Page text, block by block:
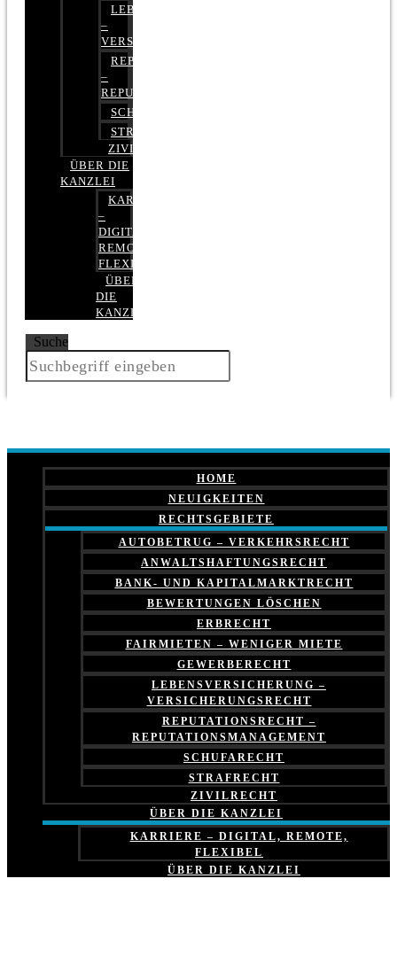
LEBENSVERSICHERUNG
–
VERSICHERUNGSRECHT
REPUTATIONSRECHT
–
REPUTATIONSMANAGEMENT
SCHUFARECHT
STRAFRECHT
ZIVILRECHT
ÜBER DIE
KANZLEI
KARRIERE
–
DIGITAL,
REMOTE,
FLEXIBEL
ÜBER
DIE
KANZLEI
Suche
HOME
NEUIGKEITEN
RECHTSGEBIETE
AUTOBETRUG – VERKEHRSRECHT
ANWALTSHAFTUNGSRECHT
BANK- UND KAPITALMARKTRECHT
BEWERTUNGEN LÖSCHEN
ERBRECHT
FAIRMIETEN – WENIGER MIETE
GEWERBERECHT
LEBENSVERSICHERUNG –
VERSICHERUNGSRECHT
REPUTATIONSRECHT –
REPUTATIONSMANAGEMENT
SCHUFARECHT
STRAFRECHT
ZIVILRECHT
ÜBER DIE KANZLEI
KARRIERE – DIGITAL, REMOTE,
FLEXIBEL
ÜBER DIE KANZLEI